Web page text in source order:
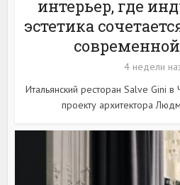
интерьер, где
эстетика
4 недели
Итальянский ресторан Salve Gini
проекту архитектора